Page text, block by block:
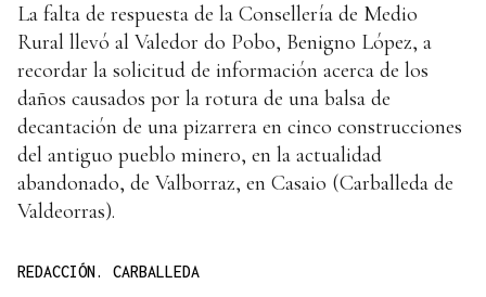
La falta de respuesta de la Consellería de Medio
Rural llevó al Valedor do Pobo, Benigno López, a
recordar la solicitud de información acerca de los
daños causados por la rotura de una balsa de
decantación de una pizarrera en cinco construcciones
del antiguo pueblo minero, en la actualidad
abandonado, de Valborraz, en Casaio (Carballeda de
Valdeorras).
REDACCIÓN. CARBALLEDA